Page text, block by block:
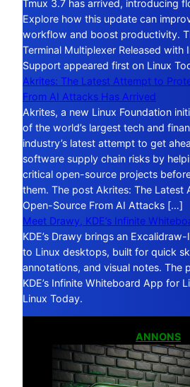
Tmux 3.7 has arrived, introducing
Explore how this update can
workflow and boost productivity.
Terminal Multiplexer Released with
Support appeared first on Linux
Akrites: The Latest Attempt to
From AI Attacks Has Arrived
Akrites, a new Linux Foundation
of the world’s largest tech and
industry’s latest attempt to get
software supply chain risks by
critical open-source projects
them. The post Akrites: The
Open-Source From AI Attacks […]
Meet Drawy, KDE’s Infinite
KDE’s Drawy brings an
to Linux desktops, built for quick
annotations, and visual notes. The
KDE’s Infinite Whiteboard App for
Linux Today.
ANNONS